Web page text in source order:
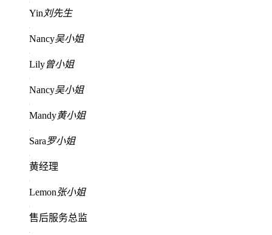
Yin 刘先生
Nancy吴小姐
Lily曾小姐
Nancy吴小姐
Mandy黄小姐
Sara罗小姐
黄经理
Lemon张小姐
售后服务总监